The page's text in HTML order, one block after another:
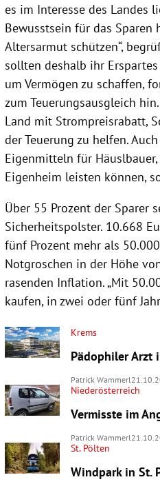
es im Interesse des Landes
Bewusstsein für das Sparen
Altersarmut schützen“,
sollten deshalb ihr
um Vermögen zu schaffen,
zum Teuerungsausgleich
Land mit Strompreisrabatt,
der Teuerung zu helfen.
Eigenmitteln für
Eigenheim leisten können,
Über 55 Prozent der Sparer
Sicherheitspolster. 10.668
fünf Prozent mehr als
Notgroschen in der Höhe
rasenden Inflation. „Mit
kaufen, in zwei oder fünf
Krems
Pädophiler Arzt
Patrick Wammerl
Niederösterreich
Vermisste im
Patrick Wammerl
St. Pölten
Windpark in St.